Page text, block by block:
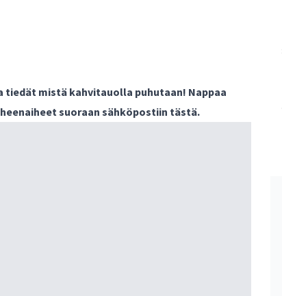
tiedät mistä kahvitauolla puhutaan! Nappaa
suoraan sähköpostiin tästä.